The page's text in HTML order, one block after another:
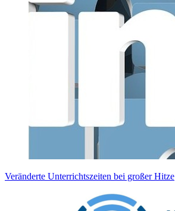
Veränderte Unterrichtszeiten bei großer Hitze